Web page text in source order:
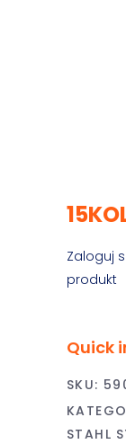
Zaloguj
produkt
Quick
SKU:
STAHL